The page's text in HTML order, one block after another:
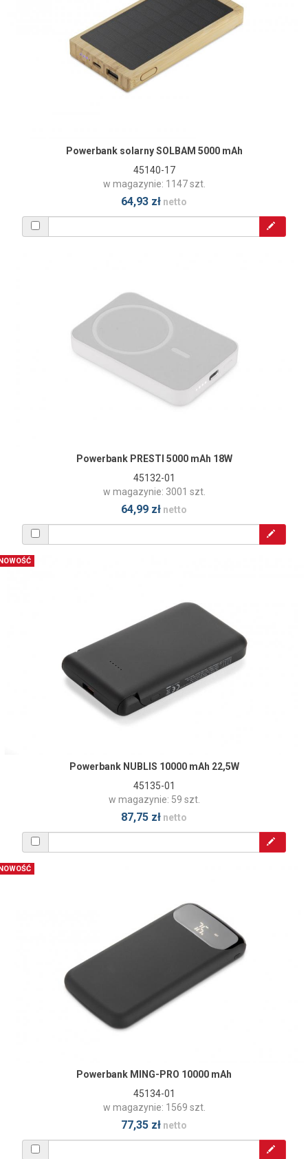
Powerbank solarny SOLBAM 5000 mAh
45140-17
w magazynie: 1147 szt.
64,93 zł netto
Powerbank PRESTI 5000 mAh 18W
45132-01
w magazynie: 3001 szt.
64,99 zł netto
Powerbank NUBLIS 10000 mAh 22,5W
45135-01
w magazynie: 59 szt.
87,75 zł netto
Powerbank MING-PRO 10000 mAh
45134-01
w magazynie: 1569 szt.
77,35 zł netto